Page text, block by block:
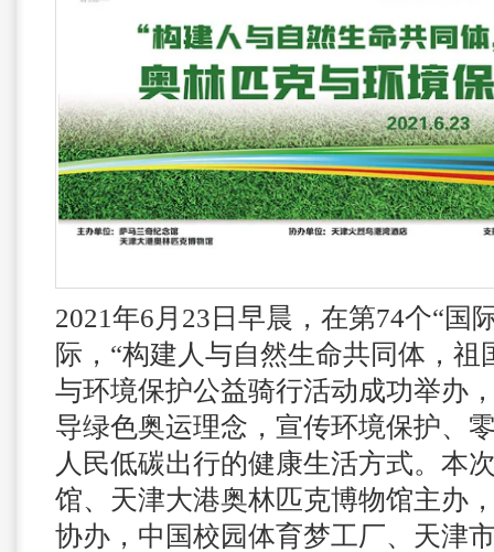
2021年6月23日早晨，在第74个“国
际，“构建人与自然生命共同体，祖
与环境保护公益骑行活动成功举办
导绿色奥运理念，宣传环境保护、
人民低碳出行的健康生活方式。本
馆、天津大港奥林匹克博物馆主办
协办，中国校园体育梦工厂、天津